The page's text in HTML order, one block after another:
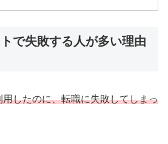
で失敗する人が多い理由
したのに、転職に失敗してしまっ